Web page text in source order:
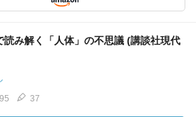
読み解く「人体」の不思議 (講談社現代
37